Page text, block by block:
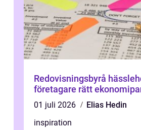
Redovisningsbyrå hässleholm så
företagare rätt
01 juli 2026
Elias Hedin
inspiration